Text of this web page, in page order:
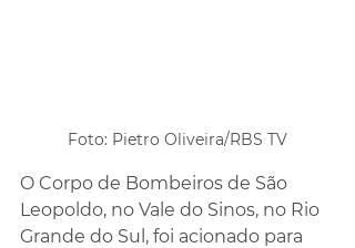
Foto: Pietro Oliveira/RBS TV
O Corpo de Bombeiros de São
Leopoldo, no Vale do Sinos, no Rio
Grande do Sul, foi acionado para